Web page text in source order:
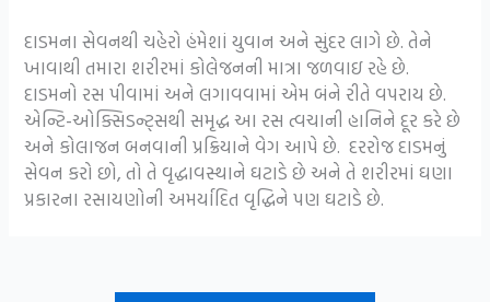
દાડમના સેવનથી ચહેરો હંમેશાં યુવાન અને સુંદર લાગે છે. તેને
ખાવાથી તમારા શરીરમાં કોલેજનની માત્રા જળવાઇ રહે છે.
દાડમનો રસ પીવામાં અને લગાવવામાં એમ બંને રીતે વપરાય છે.
એન્ટિ-ઓક્સિડન્ટ્સથી સમૃદ્ધ આ રસ ત્વચાની હાનિને દૂર કરે છે
અને કોલાજન બનવાની પ્રક્રિયાને વેગ આપે છે. દરરોજ દાડમનું
સેવન કરો છો, તો તે વૃદ્ધાવસ્થાને ઘટાડે છે અને તે શરીરમાં ઘણા
પ્રકારના રસાયણોની અમર્યાદિત વૃદ્ધિને પણ ઘટાડે છે.